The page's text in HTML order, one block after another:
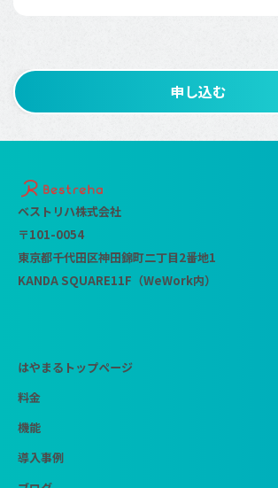
申し込む
ベストリハ株式会社
〒101-0054
東京都千代田区神田錦町二丁目2番地1
KANDA SQUARE11F（WeWork内）
はやまるトップページ
料金
機能
導入事例